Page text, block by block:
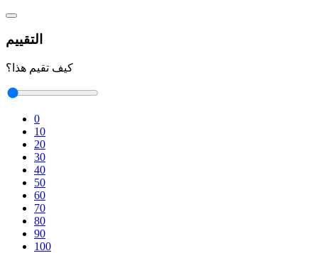
التقييم
كيف تقيم هذا؟
0
10
20
30
40
50
60
70
80
90
100